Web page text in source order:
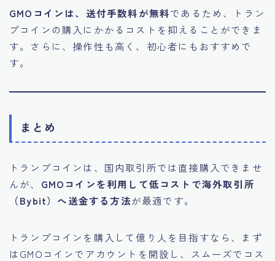
GMOコインは、送付手数料が無料であるため、トラン
プコインの購入にかかるコストを抑えることができま
す。さらに、操作性も高く、初心者にもおすすめで
す。
まとめ
トランプコインは、国内取引所では直接購入できませ
んが、 GMOコインを利用して低コストで海外取引所
（Bybit）へ送金する方法が最適です。
トランプコインを購入して億り人を目指すなら、まず
はGMOコインでアカウントを開設し、スムーズでコス